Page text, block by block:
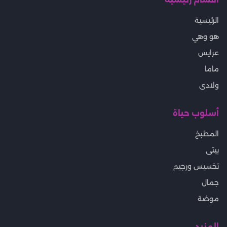
الرئيسية
هو وهي
عرايس
ماما
ولادى
أسلوب حياة
المطبخ
بيتى
تخسيس ورجيم
جمال
موضة